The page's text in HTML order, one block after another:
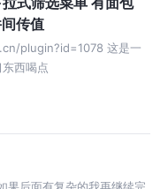
传值
plugin?id=1078 这是一
西喝点